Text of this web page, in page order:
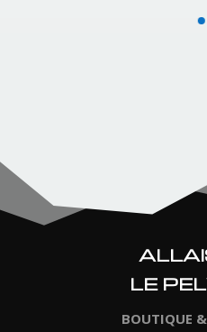
LE
BOUTIQUE